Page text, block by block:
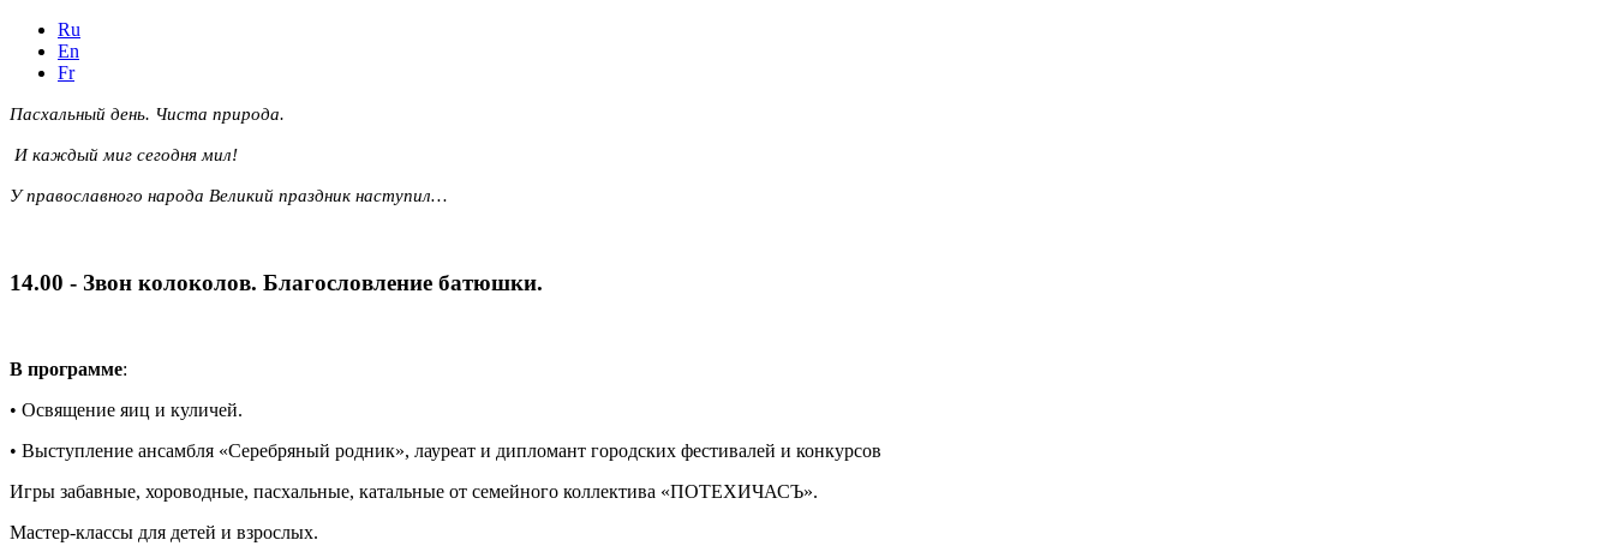
Ru
En
Fr
Пасхальный день. Чиста природа.
И каждый миг сегодня мил!
У православного народа Великий праздник наступил…
14.00 - Звон колоколов. Благословление батюшки.
В программе:
• Освящение яиц и куличей.
• Выступление ансамбля «Серебряный родник», лауреат и дипломант городских фестивалей и конкурсов
Игры забавные, хороводные, пасхальные, катальные от семейного коллектива «ПОТЕХИЧАСЪ».
Мастер-классы для детей и взрослых.